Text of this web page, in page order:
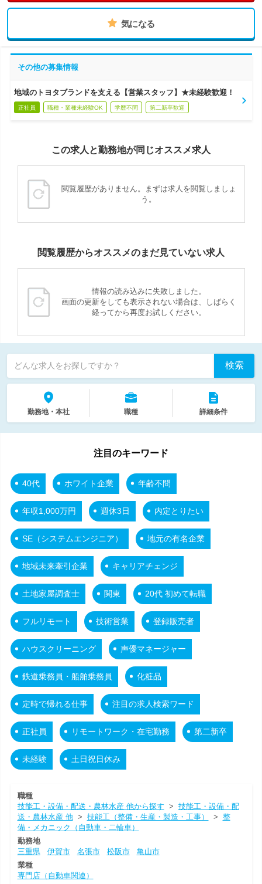
気になる
その他の募集情報
地域のトヨタブランドを支える【営業スタッフ】★未経験歓迎！
正社員 職種・業種未経験OK 学歴不問 第二新卒歓迎
この求人と勤務地が同じオススメ求人
閲覧履歴がありません。まずは求人を閲覧しましょ
う。
閲覧履歴からオススメのまだ見ていない求人
情報の読み込みに失敗しました。
画面の更新をしても表示されない場合は、しばらく
経ってから再度お試しください。
どんな求人をお探しですか？ 検索
勤務地・本社 職種 詳細条件
注目のキーワード
40代 ホワイト企業 年齢不問
年収1,000万円 週休3日 内定とりたい
SE（システムエンジニア） 地元の有名企業
地域未来牽引企業 キャリアチェンジ
土地家屋調査士 関東 20代 初めて転職
フルリモート 技術営業 登録販売者
ハウスクリーニング 声優マネージャー
鉄道乗務員・船舶乗務員 化粧品
定時で帰れる仕事 注目の求人検索ワード
正社員 リモートワーク・在宅勤務 第二新卒
未経験 土日祝日休み
職種
技能工・設備・配送・農林水産 他から探す > 技能工・設備・配
送・農林水産 他> 技能工（整備・生産・製造・工事） > 整
備・メカニック（自動車・二輪車）
勤務地
三重県
伊賀市 名張市 松阪市
亀山市
業種
専門店（自動車関連）